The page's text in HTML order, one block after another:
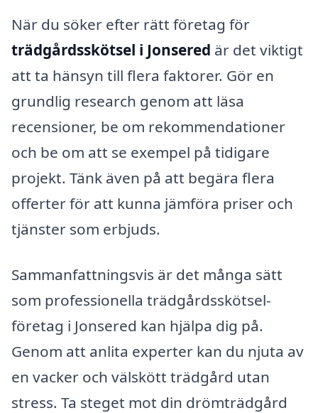
När du söker efter rätt företag för
trädgårdsskötsel i Jonsered är det viktigt
att ta hänsyn till flera faktorer. Gör en
grundlig research genom att läsa
recensioner, be om rekommendationer
och be om att se exempel på tidigare
projekt. Tänk även på att begära flera
offerter för att kunna jämföra priser och
tjänster som erbjuds.
Sammanfattningsvis är det många sätt
som professionella trädgårdsskötsel-
företag i Jonsered kan hjälpa dig på.
Genom att anlita experter kan du njuta av
en vacker och välskött trädgård utan
stress. Ta steget mot din drömträdgård